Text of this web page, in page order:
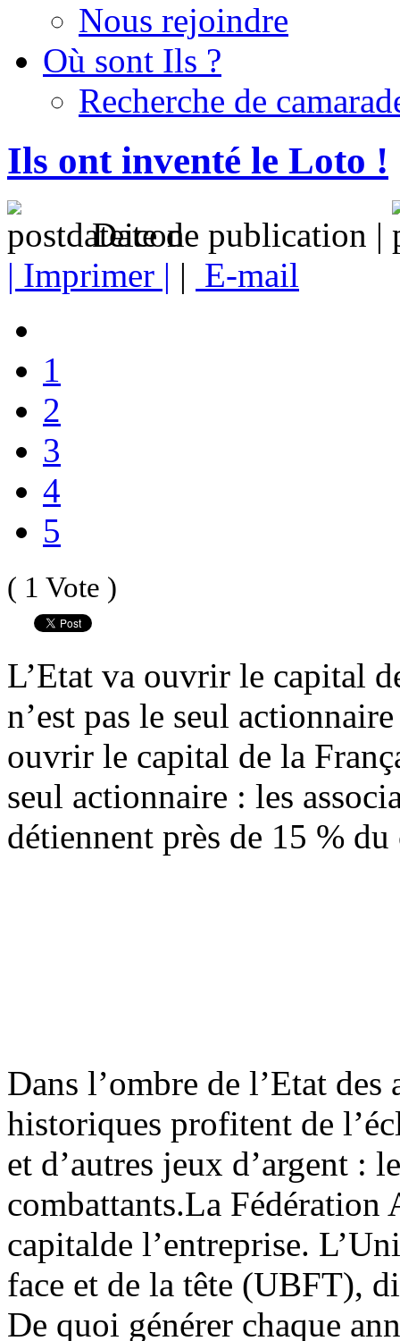
Nous rejoindre
Où sont Ils ?
Recherche de
Ils ont inventé le Loto !
Date de publication |
| Imprimer | | E-mail
1
2
3
4
5
( 1 Vote )
L’Etat va ouvrir le capital
n’est pas le seul
ouvrir le capital de la
seul actionnaire : les
détiennent près de 15 %
Dans l’ombre de l’Etat
historiques profitent de
et d’autres jeux d’argent :
combattants.La
capitalde l’entreprise.
face et de la tête (UBFT),
De quoi générer chaque